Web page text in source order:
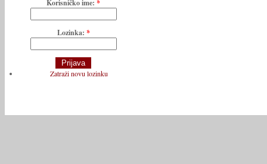
Korisničko ime: *
Lozinka: *
Zatraži novu lozinku